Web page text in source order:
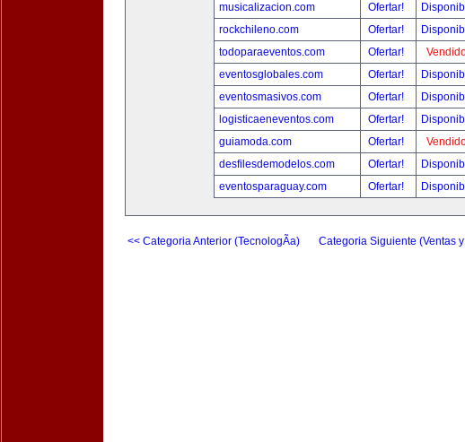
musicalizacion.com
Ofertar!
rockchileno.com
Ofertar!
todoparaeventos.com
Ofertar!
eventosglobales.com
Ofertar!
eventosmasivos.com
Ofertar!
logisticaeneventos.com
Ofertar!
guiamoda.com
Ofertar!
desfilesdemodelos.com
Ofertar!
eventosparaguay.com
Ofertar!
<< Categoria Anterior (TecnologÃ­a) Categoria Siguiente (Ventas